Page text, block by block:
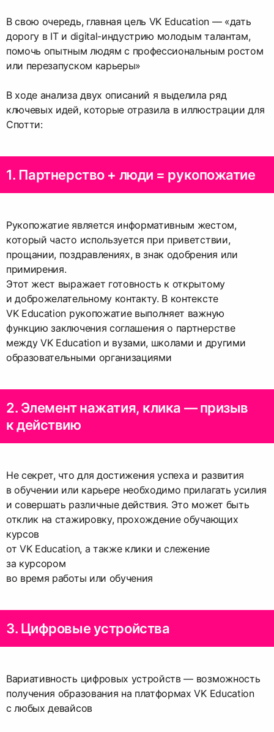
В свою очередь, главная цель VK Education — «дать
дорогу в IT и digital-индустрию молодым талантам,
помочь опытным людям с профессиональным ростом
или перезапуском карьеры»
В ходе анализа двух описаний я выделила ряд
ключевых идей, которые отразила в иллюстрации для
Спотти:
1. Партнерство + люди = рукопожатие
Рукопожатие является информативным жестом,
который часто используется при приветствии,
прощании, поздравлениях, в знак одобрения или
примирения.
Этот жест выражает готовность к открытому
и доброжелательному контакту. В контексте
VK Education рукопожатие выполняет важную
функцию заключения соглашения о партнерстве
между VK Education и вузами, школами и другими
образовательными организациями
2. Элемент нажатия, клика — призыв
к действию
Не секрет, что для достижения успеха и развития
в обучении или карьере необходимо прилагать усилия
и совершать различные действия. Это может быть
отклик на стажировку, прохождение обучающих
курсов
от VK Education, а также клики и слежение
за курсором
во время работы или обучения
3. Цифровые устройства
Вариативность цифровых устройств — возможность
получения образования на платформах VK Education
с любых девайсов